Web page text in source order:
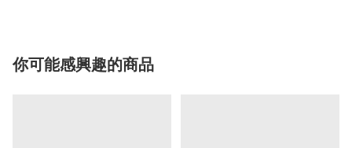
你可能感興趣的商品